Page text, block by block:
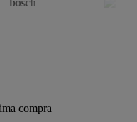
compra